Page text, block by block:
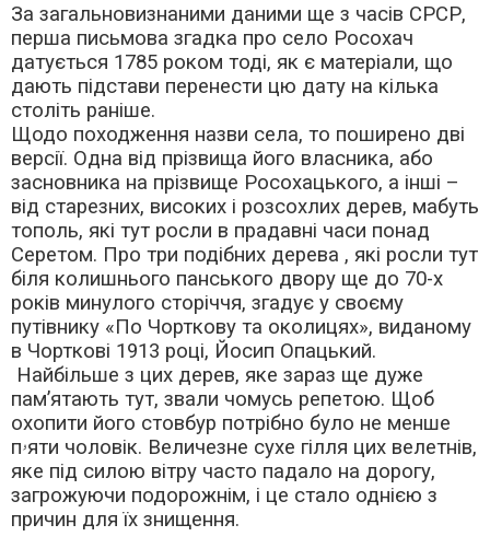
За загальновизнаними даними ще з часів СРСР,
перша письмова згадка про село Росохач
датується 1785 роком тоді, як є матеріали, що
дають підстави перенести цю дату на кілька
століть раніше.
Щодо походження назви села, то поширено дві
версії. Одна від прізвища його власника, або
засновника на прізвище Росохацького, а інші –
від старезних, високих і розсохлих дерев, мабуть
тополь, які тут росли в прадавні часи понад
Серетом. Про три подібних дерева , які росли тут
біля колишнього панського двору ще до 70-х
років минулого сторіччя, згадує у своєму
путівнику «По Чорткову та околицях», виданому
в Чорткові 1913 році, Йосип Опацький.
Найбільше з цих дерев, яке зараз ще дуже
пам’ятають тут, звали чомусь репетою. Щоб
охопити його стовбур потрібно було не менше
пۥяти чоловік. Величезне сухе гілля цих велетнів,
яке під силою вітру часто падало на дорогу,
загрожуючи подорожнім, і це стало однією з
причин для їх знищення.